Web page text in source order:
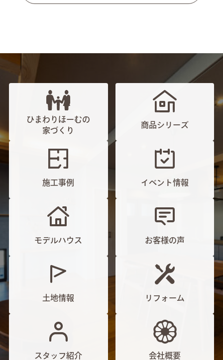
ひまわりほーむの
家づくり
商品シリーズ
施工事例 イベント情報
モデルハウス お客様の声
土地情報 リフォーム
スタッフ紹介 会社概要